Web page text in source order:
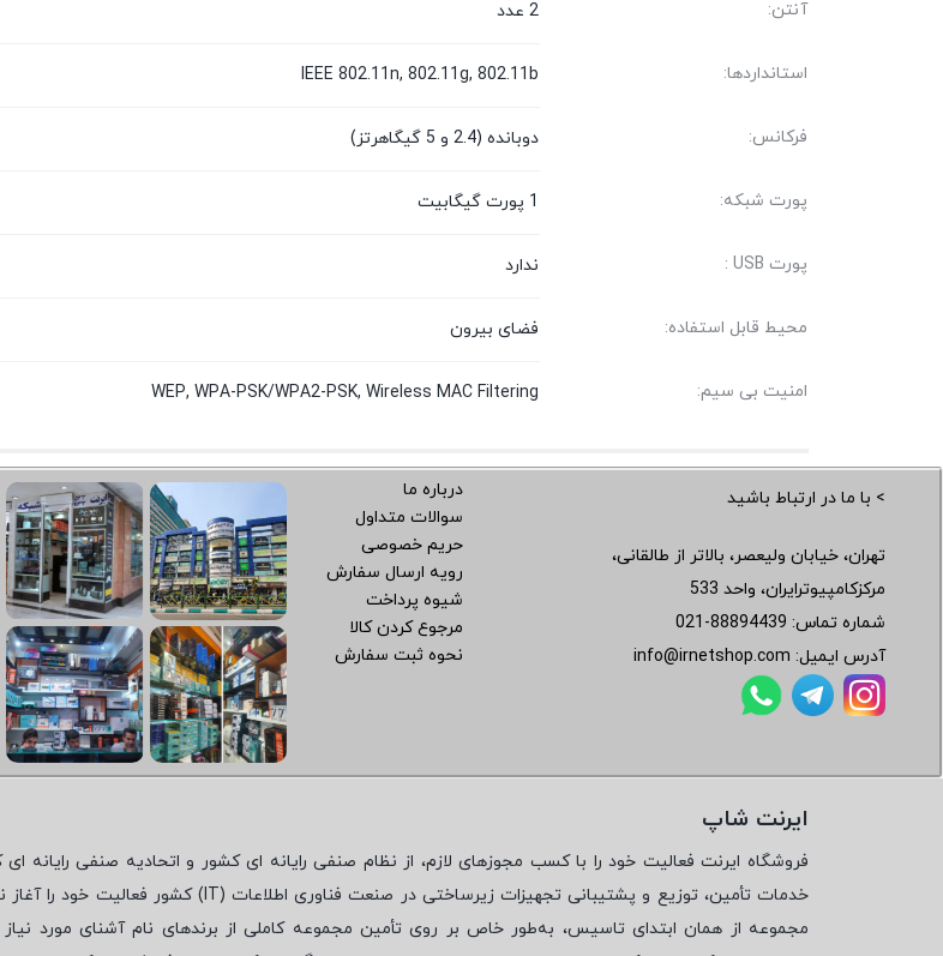
آنتن: 2 عدد
استانداردها: IEEE 802.11n, 802.11g, 802.11b
فرکانس: دوبانده (2.4 و 5 گیگاهرتز)
پورت شبکه: 1 پورت گیگابیت
پورت USB : ندارد
محیط قابل استفاده: فضای بیرون
امنیت بی سیم: WEP, WPA-PSK/WPA2-PSK, Wireless MAC Filtering
> با ما در ارتباط باشید
تهران، خیابان ولیعصر، بالاتر از طالقانی،
مرکزکامپیوترایران، واحد 533
شماره تماس: 021-88894439
آدرس ایمیل: info@irnetshop.com
درباره ما
سوالات متداول
حریم خصوصی
رویه ارسال سفارش
شیوه پرداخت
مرجوع کردن کالا
نحوه ثبت سفارش
ایرنت شاپ
فروشگاه ایرنت فعالیت خود را با کسب مجوزهای لازم، از نظام صنفی رایانه ای کشور و اتحادیه صنفی رایانه
خدمات تأمین، توزیع و پشتیبانی تجهیزات زیرساختی در صنعت فناوری اطلاعات ( IT) کشور فعالیت خود را آغاز
مجموعه از همان ابتدای تاسیس، به‌طور خاص بر روی تأمین مجموعه کاملی از برندهای نام آشنای مورد نیاز